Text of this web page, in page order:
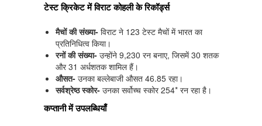
टेस्ट क्रिकेट में विराट कोहली के रिकॉर्ड्स
मैचों की संख्या- विराट ने 123 टेस्ट मैचों में भारत का
प्रतिनिधित्व किया।
रनों की संख्या- उन्होंने 9,230 रन बनाए, जिसमें 30 शतक
और 31 अर्धशतक शामिल हैं।
औसत- उनका बल्लेबाजी औसत 46.85 रहा।
सर्वश्रेष्ठ स्कोर- उनका सर्वोच्च स्कोर 254* रन रहा है।
कप्तानी में उपलब्धियाँ